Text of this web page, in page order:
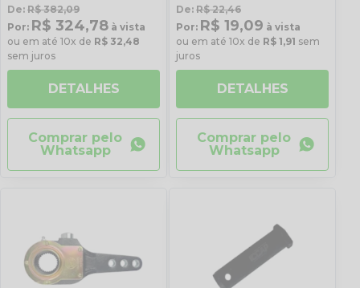
De: R$ 382,09
Por: R$ 324,78 à vista
ou em até 10x de R$ 32,48
sem juros
DETALHES
Comprar pelo
Whatsapp
De: R$ 22,46
Por: R$ 19,09 à vista
ou em até 10x de R$ 1,91 sem
juros
DETALHES
Comprar pelo
Whatsapp